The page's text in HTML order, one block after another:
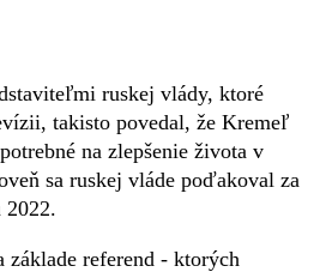
ruskej vlády, ktoré
takisto povedal, že Kremeľ
na zlepšenie života v
sa ruskej vláde poďakoval za
2022.
základe referend - ktorých